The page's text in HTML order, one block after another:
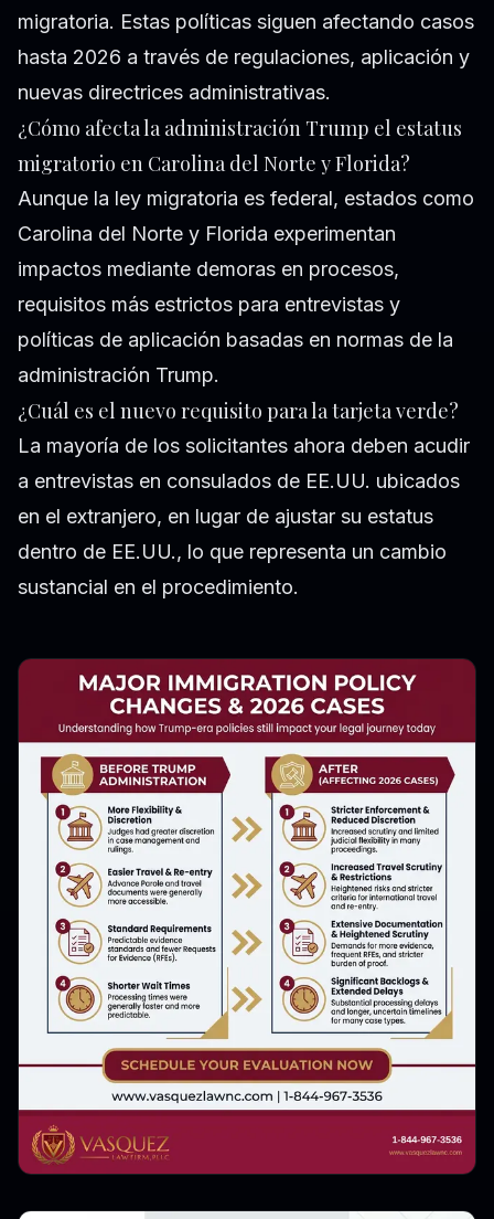
migratoria. Estas políticas siguen afectando casos
hasta 2026 a través de regulaciones, aplicación y
nuevas directrices administrativas.
¿Cómo afecta la administración Trump el estatus
migratorio en Carolina del Norte y Florida?
Aunque la ley migratoria es federal, estados como
Carolina del Norte y Florida experimentan
impactos mediante demoras en procesos,
requisitos más estrictos para entrevistas y
políticas de aplicación basadas en normas de la
administración Trump.
¿Cuál es el nuevo requisito para la tarjeta verde?
La mayoría de los solicitantes ahora deben acudir
a entrevistas en consulados de EE.UU. ubicados
en el extranjero, en lugar de ajustar su estatus
dentro de EE.UU., lo que representa un cambio
sustancial en el procedimiento.